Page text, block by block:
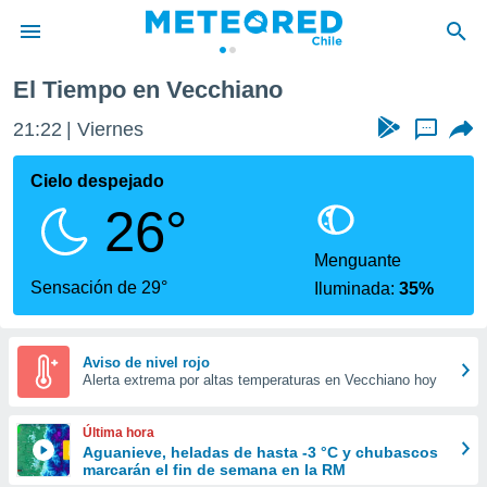
de
por
se
calidad.
a este
las
y
forma
digital
basada
El Tiempo en Vecchiano
21:22 Viernes ...
Cielo despejado
26°
Sensación de 29°
Menguante
Iluminada:35%
Aviso de nivel rojo
Alerta extrema por altas temperaturas en Vecchiano hoy
Última hora
Aguanieve, heladas de hasta -3 °C y chubascos
marcarán el fin de semana en la RM